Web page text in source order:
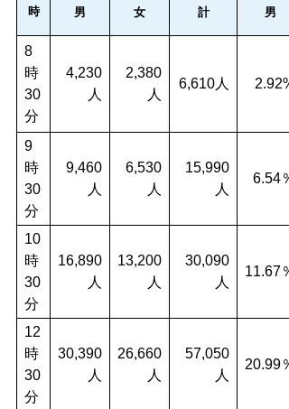
時
男 女 計 男
8
時
30
分
4,230
人
2,380
人
6,610人 2.92%
9
時
30
分
9,460
人
6,530
人
15,990
人
6.54％
10
時
30
分
16,890
人
13,200
人
30,090
人
11.67％
12
時
30
分
30,390
人
26,660
人
57,050
人
20.99％